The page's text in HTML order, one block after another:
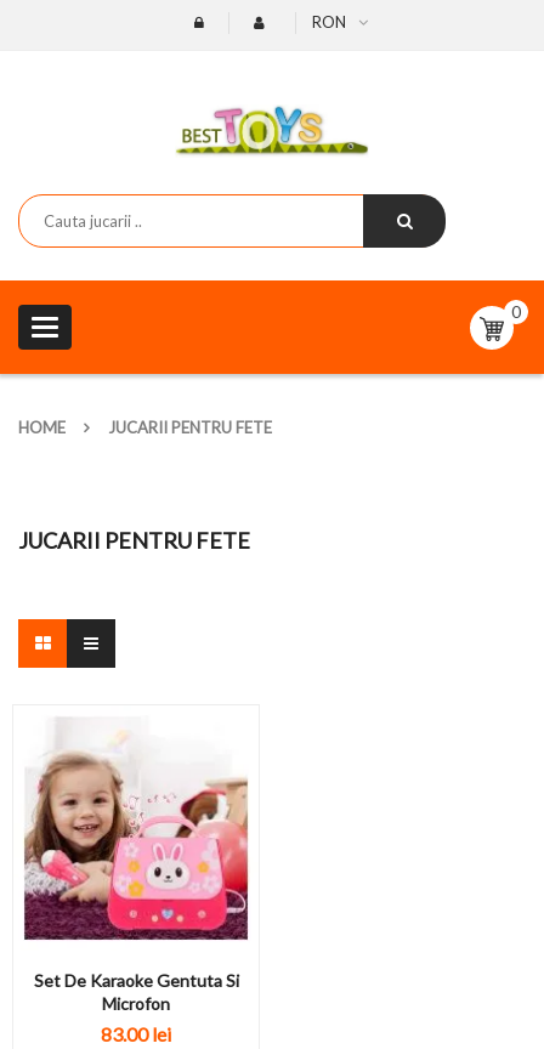
RON
Toggle
navigation
0
HOME JUCARII PENTRU FETE
JUCARII PENTRU FETE
Set De Karaoke Gentuta Si
Microfon
83.00 lei